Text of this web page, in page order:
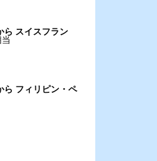
スイスフラン
フィリピン・ペ